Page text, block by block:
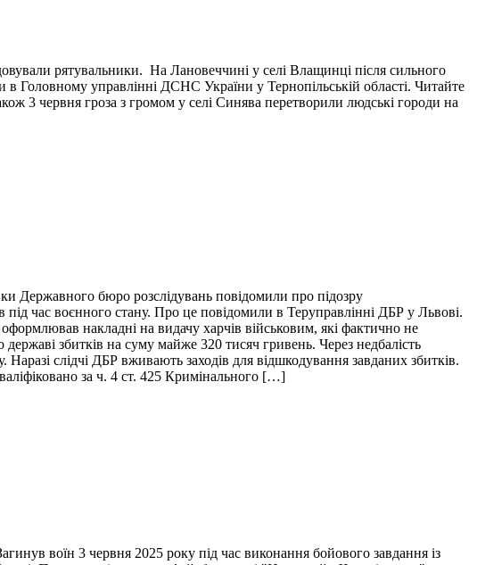
рятувальники. На Лановеччині у селі Влащинці після сильного
управлінні ДСНС України у Тернопільській області. Читайте
3 червня гроза з громом у селі Синява перетворили людські городи на
Державного бюро розслідувань повідомили про підозру
час воєнного стану. Про це повідомили в Теруправлінні ДБР у Львові.
накладні на видачу харчів військовим, які фактично не
збитків на суму майже 320 тисяч гривень. Через недбалість
слідчі ДБР вживають заходів для відшкодування завданих збитків.
за ч. 4 ст. 425 Кримінального […]
воїн 3 червня 2025 року під час виконання бойового завдання із